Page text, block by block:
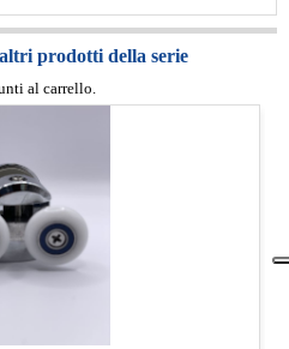
prodotti della serie
al carrello.